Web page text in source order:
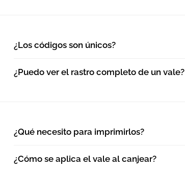
¿Los códigos son únicos?
¿Puedo ver el rastro completo de un vale?
¿Qué necesito para imprimirlos?
¿Cómo se aplica el vale al canjear?